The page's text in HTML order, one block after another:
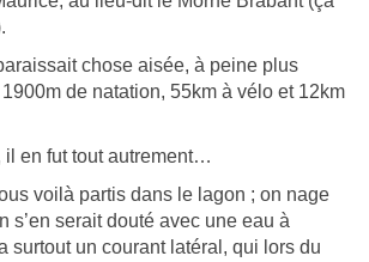
chose aisée, à peine plus
de natation, 55km à vélo et 12km
il en fut tout autrement…
voilà partis dans le lagon ; on nage
s’en serait douté avec une eau à
surtout un courant latéral, qui lors du